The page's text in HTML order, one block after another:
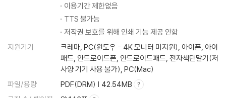
이용기간 제한없음
TTS 불가능
저작권 보호를 위해 인쇄 기능 제공 안함
지원기기
크레마, PC(윈도우 - 4K 모니터 미지원), 아이폰, 아이
패드, 안드로이드폰, 안드로이드패드, 전자책단말기(저
사양 기기 사용 불가), PC(Mac)
파일/용량
PDF(DRM) | 42.54MB